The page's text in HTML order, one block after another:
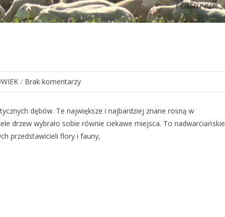
/ Brak komentarzy
dębów. Te największe i najbardziej znane rosną w
drzew wybrało sobie równie ciekawe miejsca. To nadwarciańskie
przedstawicieli flory i fauny,